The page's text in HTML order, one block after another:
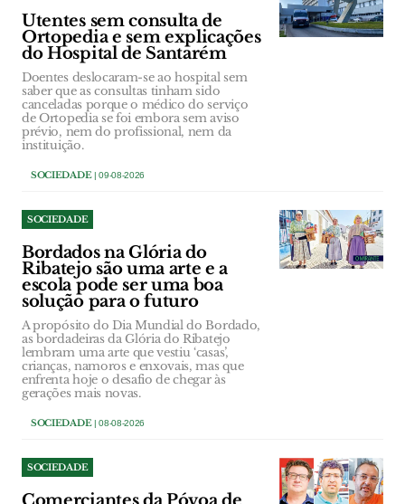
Utentes sem consulta de
Ortopedia e sem explicações
do Hospital de Santarém
Doentes deslocaram-se ao hospital sem
saber que as consultas tinham sido
canceladas porque o médico do serviço
de Ortopedia se foi embora sem aviso
prévio, nem do profissional, nem da
instituição.
SOCIEDADE| 09-08-2026
SOCIEDADE
Bordados na Glória do
Ribatejo são uma arte e a
escola pode ser uma boa
solução para o futuro
A propósito do Dia Mundial do Bordado,
as bordadeiras da Glória do Ribatejo
lembram uma arte que vestiu ‘casas’,
crianças, namoros e enxovais, mas que
enfrenta hoje o desafio de chegar às
gerações mais novas.
SOCIEDADE| 08-08-2026
SOCIEDADE